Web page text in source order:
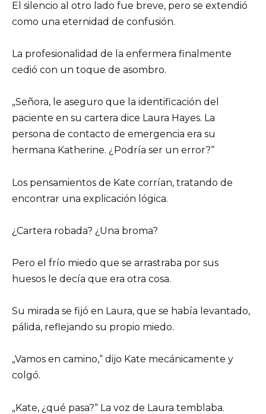
El silencio al otro lado fue breve, pero se extendió
como una eternidad de confusión.
La profesionalidad de la enfermera finalmente
cedió con un toque de asombro.
„Señora, le aseguro que la identificación del
paciente en su cartera dice Laura Hayes. La
persona de contacto de emergencia era su
hermana Katherine. ¿Podría ser un error?“
Los pensamientos de Kate corrían, tratando de
encontrar una explicación lógica.
¿Cartera robada? ¿Una broma?
Pero el frío miedo que se arrastraba por sus
huesos le decía que era otra cosa.
Su mirada se fijó en Laura, que se había levantado,
pálida, reflejando su propio miedo.
„Vamos en camino,“ dijo Kate mecánicamente y
colgó.
„Kate, ¿qué pasa?“ La voz de Laura temblaba.